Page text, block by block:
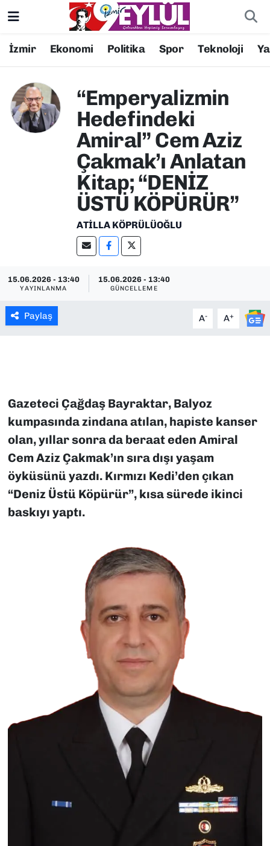
İzmir Ekonomi Politika Spor Teknoloji
“Emperyalizmin
Hedefindeki
Amiral” Cem Aziz
Çakmak’ı Anlatan
Kitap; “DENİZ
ÜSTÜ KÖPÜRÜR”
ATILLA KÖPRÜLÜOĞLU
15.06.2026 - 13:40
YAYINLANMA
15.06.2026 - 13:40
GÜNCELLEME
Paylaş A- A+
Gazeteci Çağdaş Bayraktar, Balyoz
kumpasında zindana atılan, hapiste kanser
olan, yıllar sonra da beraat eden Amiral
Cem Aziz Çakmak’ın sıra dışı yaşam
öyküsünü yazdı. Kırmızı Kedi’den çıkan
“Deniz Üstü Köpürür”, kısa sürede ikinci
baskıyı yaptı.
Resmi İlanlar
DÜNYA
EKONOMİ
KÜLTÜR SANAT
MAGAZİN
SAĞLIK
SPOR
YEREL YÖNETİMLER
Konak Nöbetçi Eczaneler
Konak Trafik Yoğunluk Haritası
Süper Lig Puan Durumu ve Fikstür
Tüm Manşetler
Son Dakika Haberleri
Haber Arşivi